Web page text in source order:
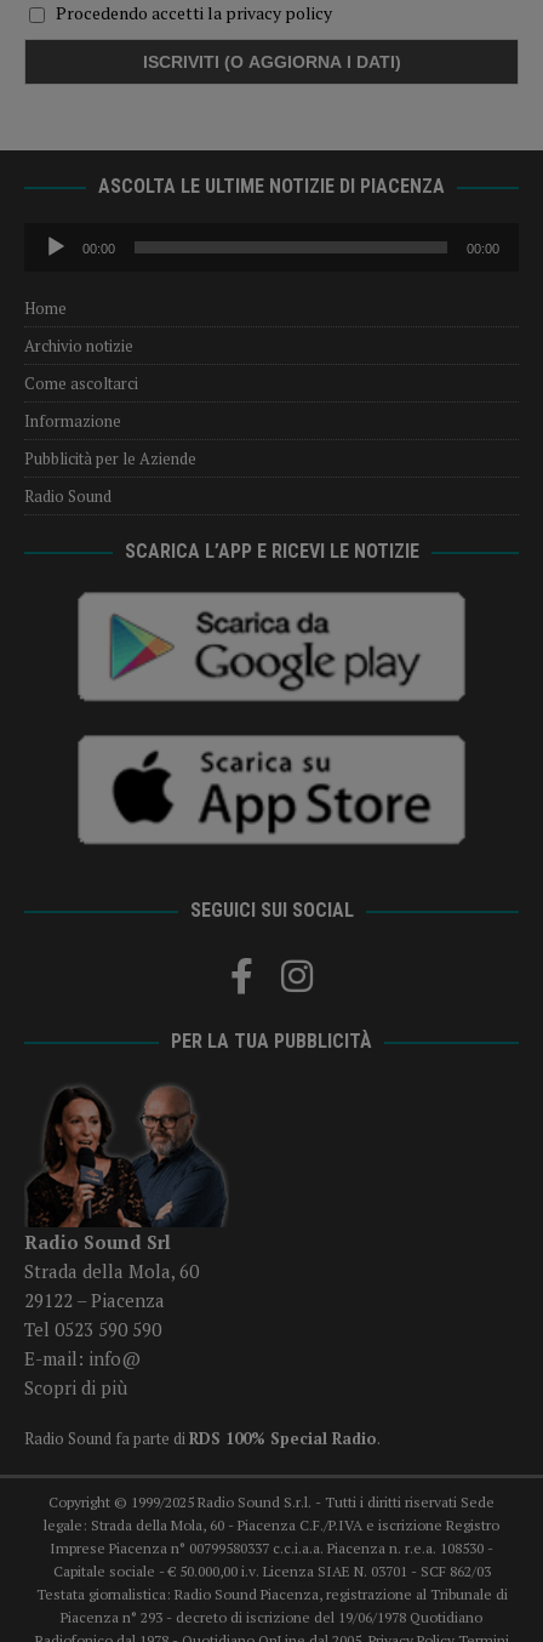
Procedendo accetti la privacy policy
ASCOLTA LE ULTIME NOTIZIE DI PIACENZA
Audio
Player
00:00 00:00
Home
Archivio notizie
Come ascoltarci
Informazione
Pubblicità per le Aziende
Radio Sound
SCARICA L’APP E RICEVI LE NOTIZIE
SEGUICI SUI SOCIAL
PER LA TUA PUBBLICITÀ
Radio Sound Srl
Strada della Mola, 60
29122 – Piacenza
Tel 0523 590 590
E-mail: info@
Scopri di più
Radio Sound fa parte diRDS 100% Special Radio.
Copyright © 1999/2025 Radio Sound S.r.l. - Tutti i diritti riservati Sede
legale: Strada della Mola, 60 - Piacenza C.F./P.IVA e iscrizione Registro
Imprese Piacenza n° 00799580337 c.c.i.a.a. Piacenza n. r.e.a. 108530 -
Capitale sociale - € 50.000,00 i.v. Licenza SIAE N. 03701 - SCF 862/03
Testata giornalistica: Radio Sound Piacenza, registrazione al Tribunale di
Piacenza n° 293 - decreto di iscrizione del 19/06/1978 Quotidiano